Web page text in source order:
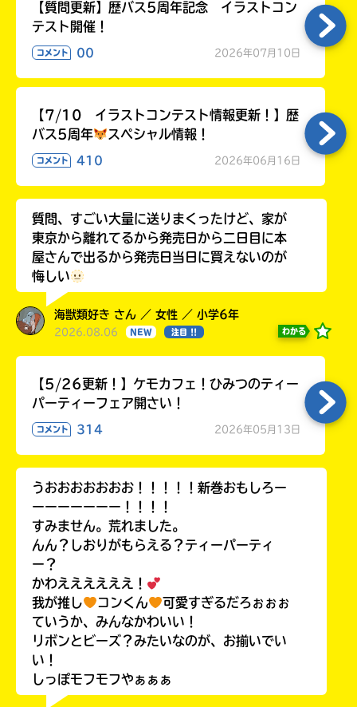
【質問更新】歴バス5周年記念 イラストコン
テスト開催！
コメント 00 2026年07月10日
【7/10 イラストコンテスト情報更新！】歴
バス5周年
スペシャル情報！
コメント 410 2026年06月16日
質問、すごい大量に送りまくったけど、家が
東京から離れてるから発売日から二日目に本
屋さんで出るから発売日当日に買えないのが
悔しい
海獣類好き さん ／ 女性 ／ 小学6年
2026.08.06 NEW 注目 !! わかる
【5/26更新！】ケモカフェ！ひみつのティー
パーティーフェア開さい！
コメント 314 2026年05月13日
うおおおおおおお！！！！！新巻おもしろー
ーーーーーーー！！！！
すみません。荒れました。
んん？しおりがもらえる？ティーパーティ
ー？
かわええええええ！
我が推し
コンくん
可愛すぎるだろぉぉぉ
ていうか、みんなかわいい！
リボンとビーズ？みたいなのが、お揃いでい
い！
しっぽモフモフやぁぁぁ
yodobashi
ブ
ッ
HMV&BOOKS
online